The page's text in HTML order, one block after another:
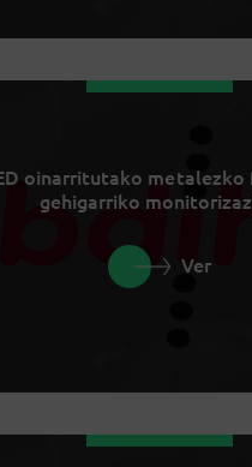
oinarritutako metalezko
gehigarriko
Ver